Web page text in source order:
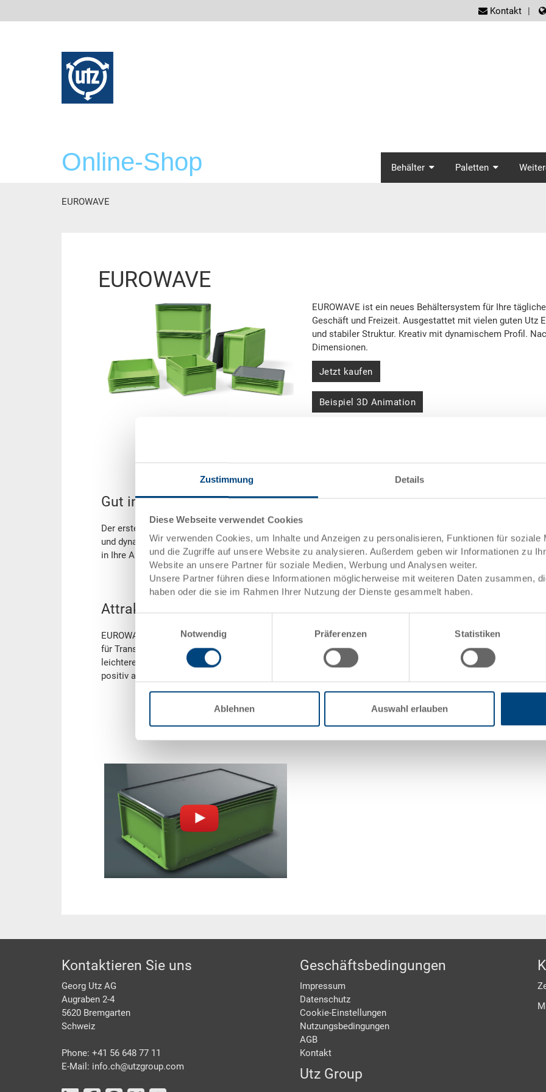
Zustimmung Details
Diese Webseite verwendet Cookies
Wir verwenden Cookies, um Inhalte und Anzeigen zu personalisieren, Funktionen für soziale
und die Zugriffe auf unsere Website zu analysieren. Außerdem geben wir Informationen zu
Website an unsere Partner für soziale Medien, Werbung und Analysen weiter.
Unsere Partner führen diese Informationen möglicherweise mit weiteren Daten zusammen,
haben oder die sie im Rahmen Ihrer Nutzung der Dienste gesammelt haben.
Notwendig
Präferenzen Statistiken
Ablehnen Auswahl erlauben
Kontakt
Online-Shop Behälter Paletten
EUROWAVE
EUROWAVE
EUROWAVE ist ein neues Behältersystem für Ihre
Geschäft und Freizeit. Ausgestattet mit vielen guten Utz
und stabiler Struktur. Kreativ mit dynamischem Profil.
Dimensionen.
Jetzt kaufen
Beispiel 3D Animation
Gut in Form. Leicht im Handling.
Der erste Eindruck: EUROWAVE macht gute Laune! Frische Farben
und dynamische Linien setzen klare Akzente und bringen Schwung
in Ihre Anwendung: Line up your business!
Hinter dem neuen Auftritt stecken
niedriges Gewicht und integrierte
vielen Ergänzungen für Ihr persönliches
Attraktiv im Markt. Nachhaltig produziert.
EUROWAVE zeigt in Qualität und Details unser ganzes Know How
für Transport und Logistik. Weniger Materialeinsatz sorgt für das
leichtere Gewicht der neuen Behälter-Linie und wirkt sich nebenbei
positiv auf die Preisgestaltung aus!
EUROWAVE wird vorzugsweise aus
Industrial Compound) steht als
Sekundärrohstoffe, die für die
Produkte aus UIC bieten die gleichen
erfüllen somit die gewohnte Utz
Nachhaltigkeit und
EUROWAVE Behälter aus Neuware in
Footer
Kontaktieren Sie uns
Georg Utz AG
Augraben 2-4
5620 Bremgarten
Schweiz
Phone: +41 56 648 77 11
E-Mail: info.ch@utzgroup.com
Geschäftsbedingungen
Impressum
Datenschutz
Cookie-Einstellungen
Nutzungsbedingungen
AGB
Kontakt
Utz Group